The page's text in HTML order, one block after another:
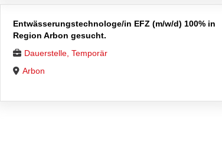
Entwässerungstechnologe/in EFZ (m/w/d) 100% in
Region Arbon gesucht.
Dauerstelle, Temporär
Arbon